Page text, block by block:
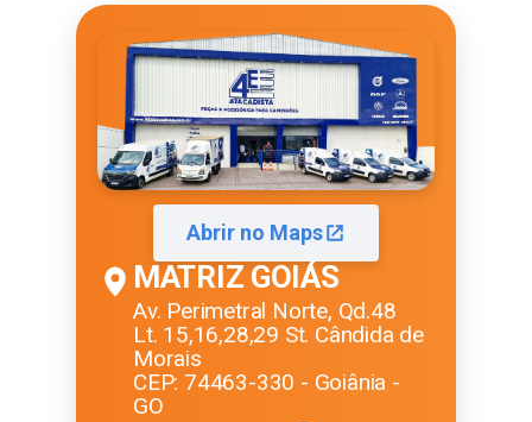
Abrir no Maps
MATRIZ GOIÁS
Av. Perimetral Norte, Qd.48
Lt. 15,16,28,29 St. Cândida de
Morais
CEP: 74463-330 - Goiânia -
GO